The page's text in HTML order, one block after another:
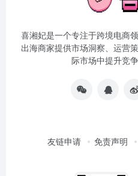
喜湘妃是一个专注于跨境电商
出海商家提供市场洞察、运营
际市场中提升竞
友链申请 免责声明